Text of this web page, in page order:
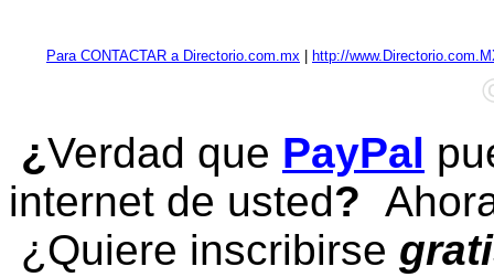
Para CONTACTAR a Directorio.com.mx http://
¿Verdad que PayPal
internet de usted?
¿Quiere inscribirse